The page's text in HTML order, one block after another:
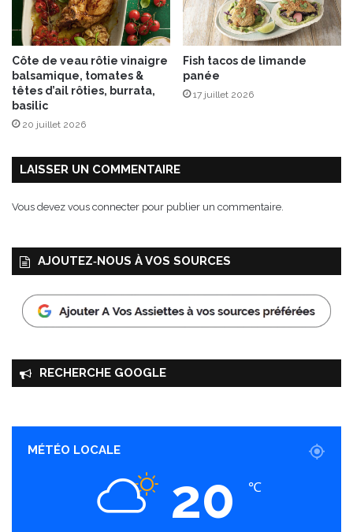
ç
o
n
p
i
a
r
Côte de veau rôtie vinaigre
balsamique, tomates &
têtes d’ail rôties, burrata,
basilic
20 juillet 2026
Fish tacos de limande
panée
17 juillet 2026
LAISSER UN COMMENTAIRE
Vous devez vous connecter pour publier un commentaire.
AJOUTEZ‑NOUS À VOS SOURCES
RECHERCHE GOOGLE
MÉTÉO LOCALE
20 ℃